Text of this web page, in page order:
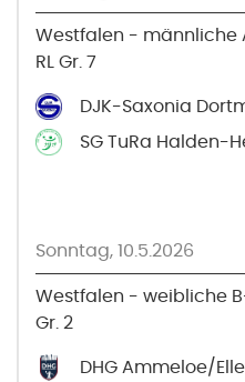
Westfalen - männliche
RL Gr. 7
DJK-Saxonia
SG TuRa Halden-
Sonntag, 10.5.2026
Westfalen - weibliche
Gr. 2
DHG Ammeloe/